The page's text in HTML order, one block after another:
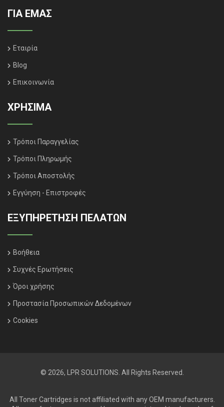
ΓΙΑ ΕΜΑΣ
Εταιρία
Blog
Επικοινωνία
ΧΡΗΣΙΜΑ
Τρόποι Παραγγελίας
Τρόποι Πληρωμής
Τρόποι Αποστολής
Εγγύηση - Επιστροφές
ΕΞΥΠΗΡΈΤΗΣΗ ΠΕΛΑΤΏΝ
Βοήθεια
Συχνές Ερωτήσεις
Όροι χρήσης
Προστασία Προσωπικών Δεδομένων
Cookies
© 2026, LPR SOLUTIONS. All Rights Reserved.
All Toner Cartridges is not affiliated with any OEM manufacturers.